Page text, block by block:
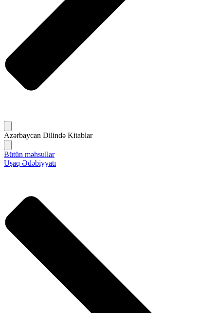
Azərbaycan Dilində Kitablar
Bütün məhsullar
Uşaq Ədəbiyyatı